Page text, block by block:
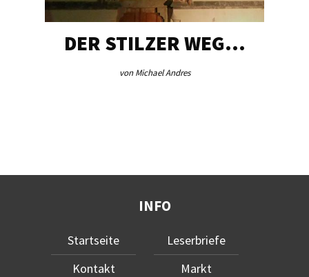
DER STILZER WEG…
von Michael Andres
INFO
Startseite
Kontakt
Leserbriefe
Markt